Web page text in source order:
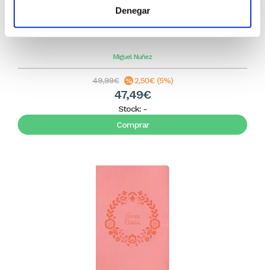
Denegar
Miguel Nuñez
49,99€ 2,50€ (5%)
47,49€
Stock: -
Comprar